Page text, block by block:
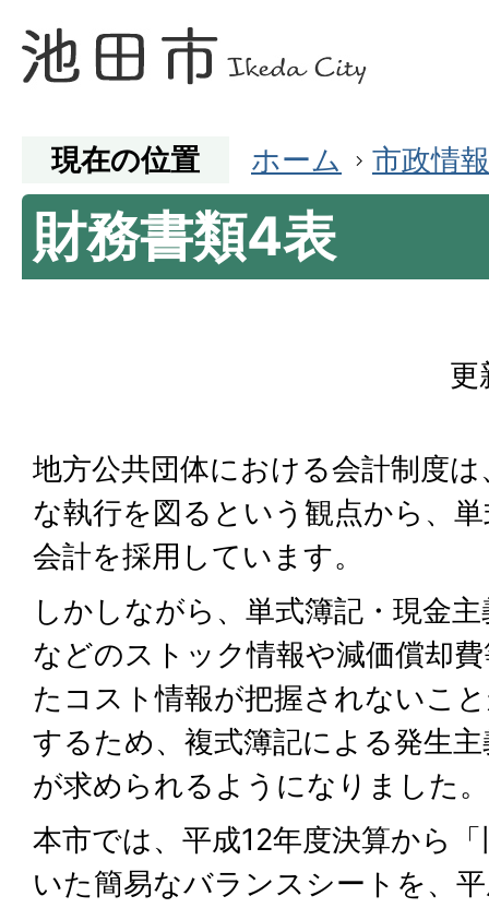
現在の位置 ホーム 市政情報
財務書類4表
更
地方公共団体における会計制度
な執行を図るという観点から、
会計を採用しています。
しかしながら、単式簿記・現金
などのストック情報や減価償却
たコスト情報が把握されないこ
するため、複式簿記による発生
が求められるようになりました。
本市では、平成12年度決算から
いた簡易なバランスシートを、